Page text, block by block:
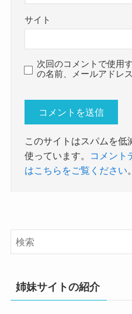
サイト
次回のコメントで使用
の名前、メールアドレ
このサイトはスパムを低
使っています。
コメント
はこちらをご覧ください。
姉妹サイトの紹介